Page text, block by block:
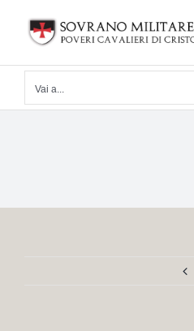
contenuto
Vai a...